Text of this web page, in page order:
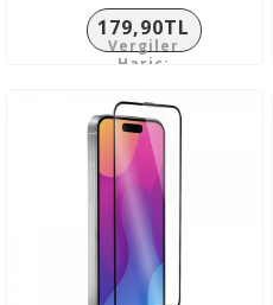
179,90TL
Vergiler
Hariç: